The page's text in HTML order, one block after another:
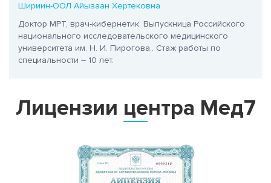
Шириин-ООЛ Айызаан Хертековна
Доктор МРТ, врач-кибернетик. Выпускница Российского
национального исследовательского медицинского
университета им. Н. И. Пирогова.. Стаж работы по
специальности – 10 лет.
Лицензии центра Мед7